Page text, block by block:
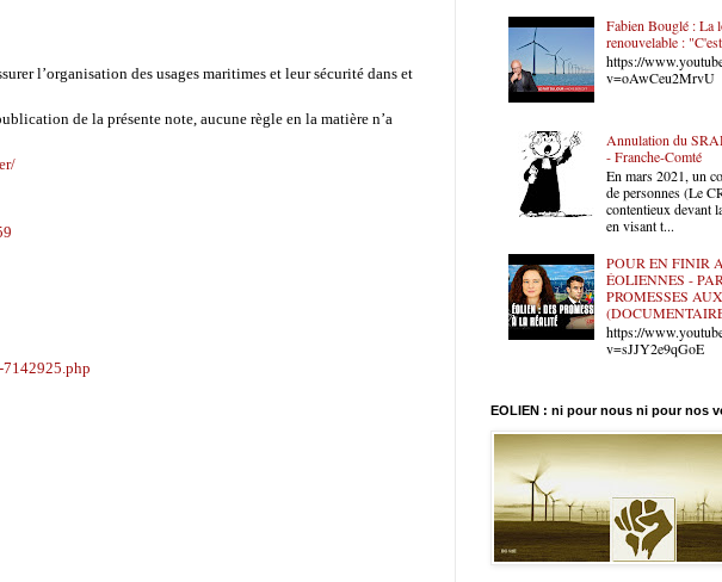
l’organisation des usages maritimes et leur sécurité dans et
de la présente note, aucune règle en la matière n’a
7142925.php
Fabien Bouglé : La
renouvelable :
https://
v=oAwCeu2MrvU
Annulation du
- Franche-Comté
En mars 2021, un
de personnes (Le
contentieux devant
en visant t...
POUR EN FINIR
ÉOLIENNES -
PROMESSES
https://
v=sJJY2e9qGoE
EOLIEN : ni pour nous ni pour nos